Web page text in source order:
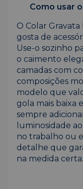
Como usar
O Colar
gosta de
Use-o sozinho
o caimento
camadas com
composições
modelo que
gola mais baixa
sempre
luminosidade
no trabalho ou
detalhe que
na medida certa.